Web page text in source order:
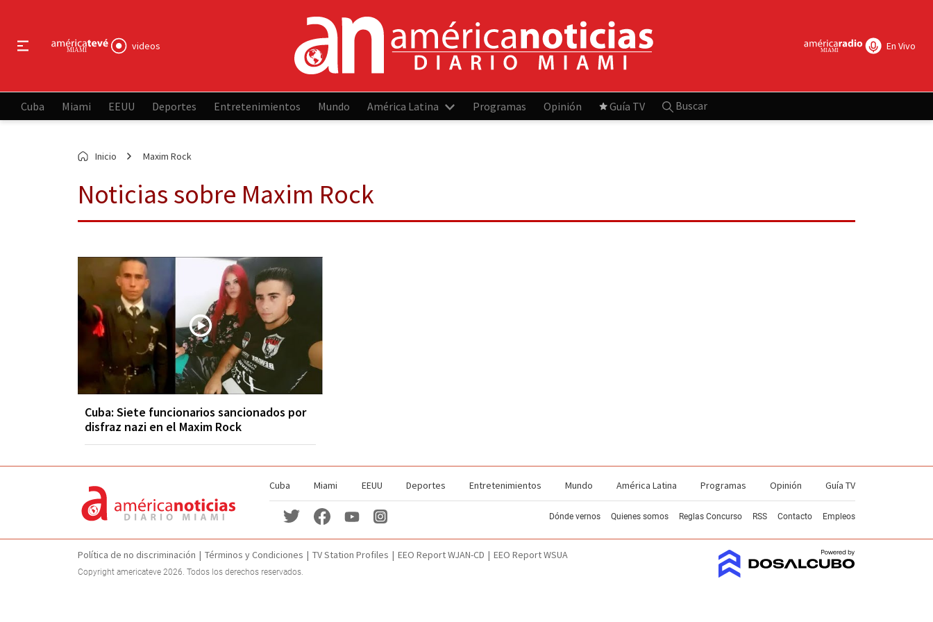
videos En Vivo
Cuba Miami EEUU Deportes Entretenimientos Mundo América Latina Programas Opinión Guía TV Buscar
Inicio Maxim Rock
Noticias sobre Maxim Rock
Cuba: Siete funcionarios sancionados por
disfraz nazi en el Maxim Rock
Cuba Miami EEUU Deportes Entretenimientos Mundo América Latina Programas Opinión Guía TV
Dónde vernos Quienes somos Reglas Concurso RSS Contacto Empleos
Política de no discriminación Términos y Condiciones TV Station Profiles EEO Report WJAN-CD EEO Report WSUA
Copyright americateve 2026. Todos los derechos reservados.